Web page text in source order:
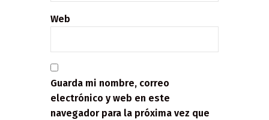
Web
Guarda mi nombre, correo
electrónico y web en este
navegador para la próxima vez que